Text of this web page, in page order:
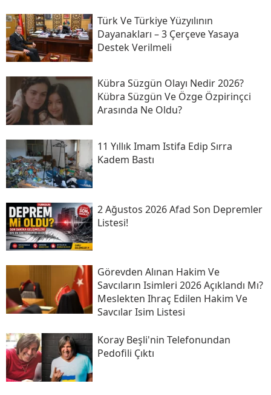
Türk Ve Türkiye Yüzyılının
Dayanakları – 3 Çerçeve Yasaya
Destek Verilmeli
Kübra Süzgün Olayı Nedir 2026?
Kübra Süzgün Ve Özge Özpirinçci
Arasında Ne Oldu?
11 Yıllık Imam Istifa Edip Sırra
Kadem Bastı
2 Ağustos 2026 Afad Son Depremler
Listesi!
Görevden Alınan Hakim Ve
Savcıların Isimleri 2026 Açıklandı Mı?
Meslekten Ihraç Edilen Hakim Ve
Savcılar Isim Listesi
Koray Beşli'nin Telefonundan
Pedofili Çıktı